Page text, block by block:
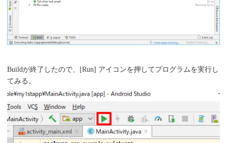
Buildが終了したので、[Run] アイコンを押してプログラムを実行し
てみる。